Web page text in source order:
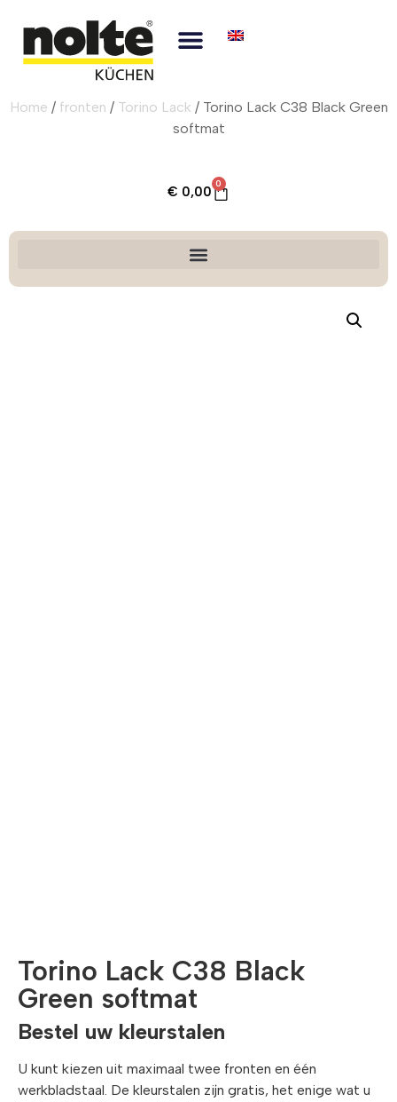
Home / fronten / Torino Lack / Torino Lack C38 Black Green
softmat
€ 0,00
0
Torino Lack C38 Black
Green softmat
Bestel uw kleurstalen
U kunt kiezen uit maximaal twee fronten en één
werkbladstaal. De kleurstalen zijn gratis, het enige wat u